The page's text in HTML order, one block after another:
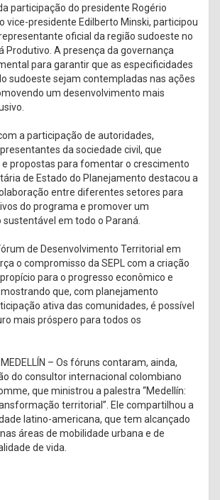
participação do presidente Rogério
vice-presidente Edilberto Minski, participou
oficial da região sudoeste no
Produtivo. A presença da governança
para garantir que as especificidades
sudoeste sejam contempladas nas ações
um desenvolvimento mais
a participação de autoridades,
da sociedade civil, que
propostas para fomentar o crescimento
de Estado do Planejamento destacou a
entre diferentes setores para
do programa e promover um
em todo o Paraná.
de Desenvolvimento Territorial em
o compromisso da SEPL com a criação
para o progresso econômico e
que, com planejamento
ativa das comunidades, é possível
mais próspero para todos os
MEDELLÍN – Os fóruns contaram, ainda,
do consultor internacional colombiano
que ministrou a palestra “Medellín:
territorial”. Ele compartilhou a
latino-americana, que tem alcançado
áreas de mobilidade urbana e de
de vida.